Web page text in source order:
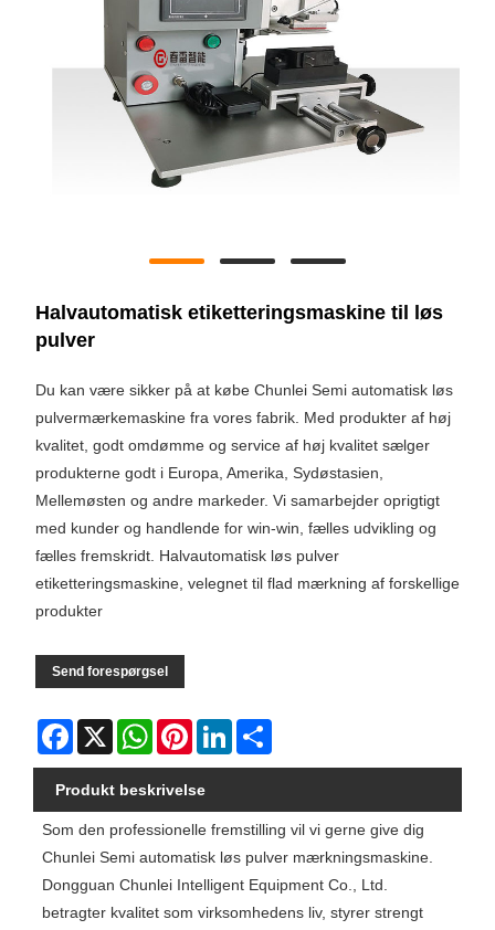
Halvautomatisk etiketteringsmaskine til løs
pulver
Du kan være sikker på at købe Chunlei Semi automatisk løs
pulvermærkemaskine fra vores fabrik. Med produkter af høj
kvalitet, godt omdømme og service af høj kvalitet sælger
produkterne godt i Europa, Amerika, Sydøstasien,
Mellemøsten og andre markeder. Vi samarbejder oprigtigt
med kunder og handlende for win-win, fælles udvikling og
fælles fremskridt. Halvautomatisk løs pulver
etiketteringsmaskine, velegnet til flad mærkning af forskellige
produkter
Send forespørgsel
Facebook
X WhatsAppPinterestLinkedIn
Produkt beskrivelse
Som den professionelle fremstilling vil vi gerne give dig
Chunlei Semi automatisk løs pulver mærkningsmaskine.
Dongguan Chunlei Intelligent Equipment Co., Ltd.
betragter kvalitet som virksomhedens liv, styrer strengt